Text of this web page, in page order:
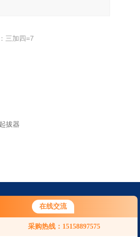
在线交流
采购热线：15158897575
三加四=7
拔器